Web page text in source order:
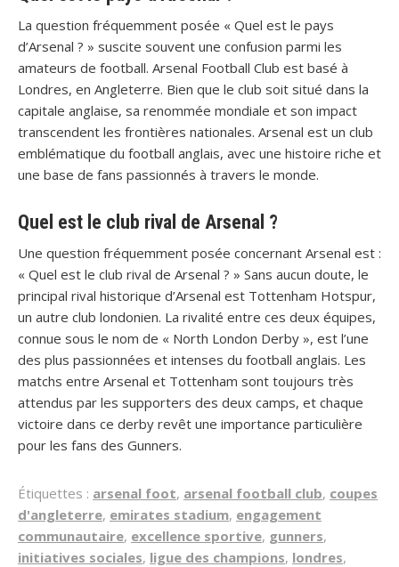
La question fréquemment posée « Quel est le pays
d’Arsenal ? » suscite souvent une confusion parmi les
amateurs de football. Arsenal Football Club est basé à
Londres, en Angleterre. Bien que le club soit situé dans la
capitale anglaise, sa renommée mondiale et son impact
transcendent les frontières nationales. Arsenal est un club
emblématique du football anglais, avec une histoire riche et
une base de fans passionnés à travers le monde.
Quel est le club rival de Arsenal ?
Une question fréquemment posée concernant Arsenal est :
« Quel est le club rival de Arsenal ? » Sans aucun doute, le
principal rival historique d’Arsenal est Tottenham Hotspur,
un autre club londonien. La rivalité entre ces deux équipes,
connue sous le nom de « North London Derby », est l’une
des plus passionnées et intenses du football anglais. Les
matchs entre Arsenal et Tottenham sont toujours très
attendus par les supporters des deux camps, et chaque
victoire dans ce derby revêt une importance particulière
pour les fans des Gunners.
Étiquettes : arsenal foot, arsenal football club, coupes
d'angleterre, emirates stadium, engagement
communautaire, excellence sportive, gunners,
initiatives sociales, ligue des champions, londres,